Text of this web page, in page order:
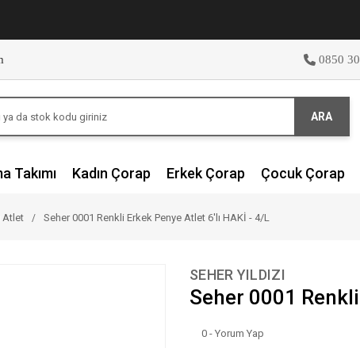
0850
ARA
Takımı Kadın Çorap Erkek Çorap Çocuk Çorap
Atlet Seher 0001 Renkli Erkek Penye Atlet 6'lı HAKİ - 4/L
SEHER YILDIZI
Seher 0001
0 - Yorum Yap